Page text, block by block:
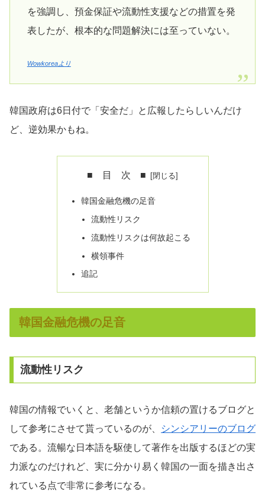
を強調し、預金保証や流動性支援などの措置を発
表したが、根本的な問題解決には至っていない。
Wowkoreaより
韓国政府は6日付で「安全だ」と広報したらしいんだけ
ど、逆効果かもね。
■ 目 次 ■
韓国金融危機の足音
流動性リスク
流動性リスクは何故起こる
横領事件
追記
韓国金融危機の足音
流動性リスク
韓国の情報でいくと、老舗というか信頼の置けるブログと
して参考にさせて貰っているのが、
シンシアリーのブログ
である。流暢な日本語を駆使して著作を出版するほどの実
力派なのだけれど、実に分かり易く韓国の一面を描き出さ
れている点で非常に参考になる。